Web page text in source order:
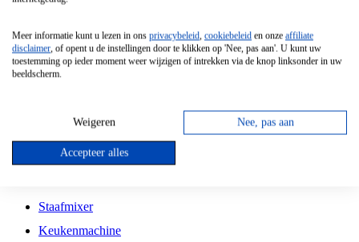
Vrijstaande Magnetron
Vrijstaande Kookplaat
Inbouw Gaskookplaat
Inbouw Keramische Kookplaat
Kookplaat Accessoires
Staafmixer
Keukenmachine
Meer informatie kunt u lezen in ons privacybeleid, cookiebeleid en onze affiliate
disclaimer, of opent u de instellingen door te klikken op 'Nee, pas aan'. U kunt uw
toestemming op ieder moment weer wijzigen of intrekken via de knop linksonder in uw
beeldscherm.
Weigeren Nee, pas aan
Accepteer alles